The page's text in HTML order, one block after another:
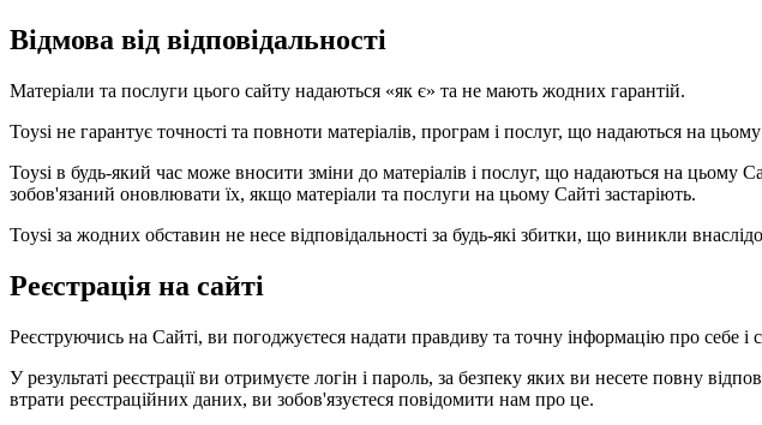
Відмова від відповідальності
Матеріали та послуги цього сайту надаються «як є» та не мають жодних гарантій.
Toysi не гарантує точності та повноти матеріалів, програм і послуг, що надаються на
Toysi в будь-який час може вносити зміни до матеріалів і послуг, що надаються на
зобов'язаний оновлювати їх, якщо матеріали та послуги на цьому Сайті застаріють.
Toysi за жодних обставин не несе відповідальності за будь-які збитки, що виникли
Реєстрація на сайті
Реєструючись на Сайті, ви погоджуєтеся надати правдиву та точну інформацію про себе і
У результаті реєстрації ви отримуєте логін і пароль, за безпеку яких ви несете повну
втрати реєстраційних даних, ви зобов'язуєтеся повідомити нам про це.